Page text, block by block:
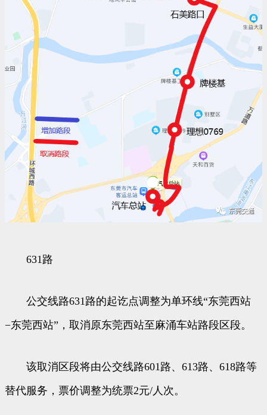
631路
公交线路631路的起讫点调整为单环线“东莞西站
−东莞西站”，取消原东莞西站至麻涌车站路段区段。
该取消区段将由公交线路601路、613路、618路等
替代服务，票价调整为统票2元/人次。